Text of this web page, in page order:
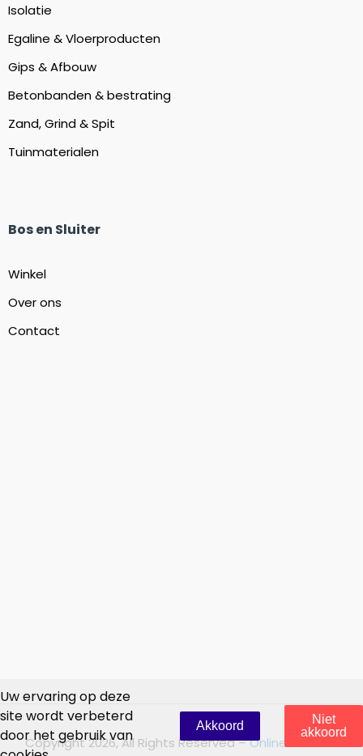
Isolatie
Egaline & Vloerproducten
Gips & Afbouw
Betonbanden & bestrating
Zand, Grind & Spit
Tuinmaterialen
Bos en Sluiter
Winkel
Over ons
Contact
Copyright 2026, All Rights Reserved –OnlineBouwers
Uw ervaring op deze
site wordt verbeterd
door het gebruik van
Akkoord
Niet
akkoord